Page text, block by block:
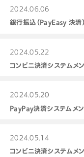
2024.06.06
銀行振込（PayEasy 決済
2024.05.22
コンビニ決済システムメ
2024.05.20
PayPay決済システムメ
2024.05.14
コンビニ決済システムメ